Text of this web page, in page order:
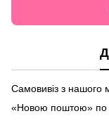
Самовивіз з нашого
«Новою поштою» по